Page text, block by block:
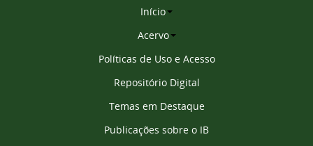
Início
Acervo
Políticas de Uso e Acesso
Repositório Digital
Temas em Destaque
Publicações sobre o IB